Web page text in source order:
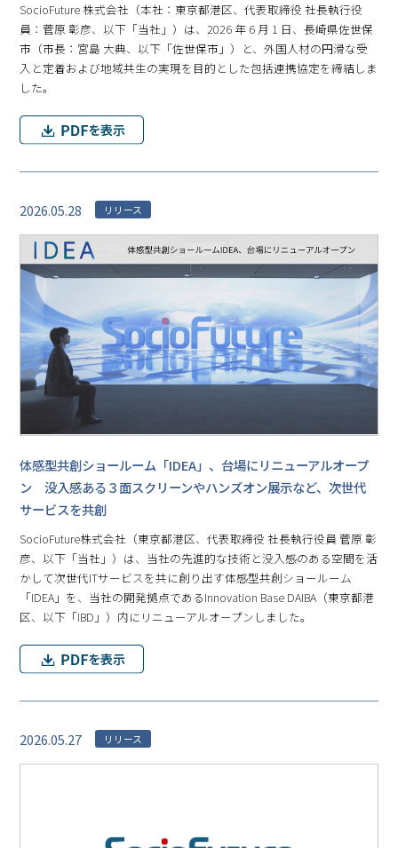
SocioFuture 株式会社（本社：東京都港区、代表取締役 社長執行役
員：菅原 彰彦、以下「当社」）は、2026 年 6 月 1 日、長崎県佐世保
市（市長：宮島 大典、以下「佐世保市」）と、外国人材の円滑な受
入と定着および地域共生の実現を目的とした包括連携協定を締結しま
した。
2026.05.28 リリース
体感型共創ショールーム「IDEA」、台場にリニューアルオープ
ン 没入感ある３面スクリーンやハンズオン展示など、次世代
サービスを共創
SocioFuture株式会社（東京都港区、代表取締役 社長執行役員 菅原 彰
彦、以下「当社」）は、当社の先進的な技術と没入感のある空間を活
かして次世代ITサービスを共に創り出す体感型共創ショールーム
「IDEA」を、当社の開発拠点であるInnovation Base DAIBA（東京都港
区、以下「IBD」）内にリニューアルオープンしました。
2026.05.27 リリース